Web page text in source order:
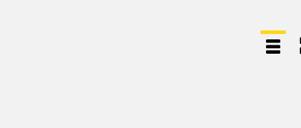
продуктів та продовольча